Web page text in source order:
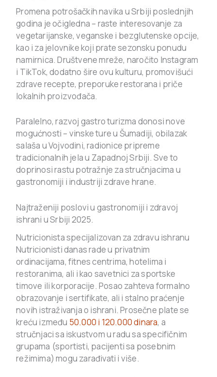
Promena potrošačkih navika u Srbiji poslednjih
godina je očigledna – raste interesovanje za
vegetarijanske, veganske i bezglutenske opcije,
kao i za jelovnike koji prate sezonsku ponudu
namirnica. Društvene mreže, naročito Instagram
i TikTok, dodatno šire ovu kulturu, promovišući
zdrave recepte, preporuke restorana i priče
lokalnih proizvođača.
Paralelno, razvoj gastro turizma donosi nove
mogućnosti – vinske ture u Šumadiji, obilazak
salaša u Vojvodini, radionice pripreme
tradicionalnih jela u Zapadnoj Srbiji. Sve to
doprinosi rastu potražnje za stručnjacima u
gastronomiji i industriji zdrave hrane.
Najtraženiji poslovi u gastronomiji i zdravoj
ishrani u Srbiji 2025.
Nutricionista specijalizovan za zdravu ishranu
Nutricionisti danas rade u privatnim
ordinacijama, fitnes centrima, hotelima i
restoranima, ali i kao savetnici za sportske
timove ili korporacije. Posao zahteva formalno
obrazovanje i sertifikate, ali i stalno praćenje
novih istraživanja o ishrani. Prosečne plate se
kreću između 50.000 i 120.000 dinara, a
stručnjaci sa iskustvom u radu sa specifičnim
grupama (sportisti, pacijenti sa posebnim
režimima) mogu zarađivati i više.